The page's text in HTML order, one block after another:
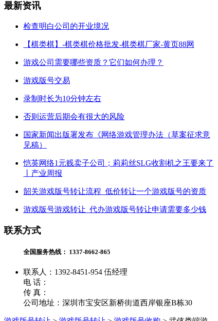
最新资讯
检查明白公司的开业境况
【棋类棋】-棋类棋价格批发-棋类棋厂家-黄页88网
游戏公司需要哪些资质？它们如何办理？
游戏版号交易
录制时长为10分钟左右
否则运营后期会有很大的风险
国家新闻出版署发布《网络游戏管理办法（草案征求意
见稿）
恺英网络1元贱卖子公司；莉莉丝SLG收割机之王要来了
丨产业周报
韶关游戏版号转让流程_低价转让一个游戏版号的资质
游戏版号游戏转让_代办游戏版号转让申请需要多少钱
联系方式
全国服务热线： 1337-8662-865
联系人：1392-8451-954 伍经理
电 话：
传 真：
公司地址：深圳市宝安区新桥街道西岸银座B栋30